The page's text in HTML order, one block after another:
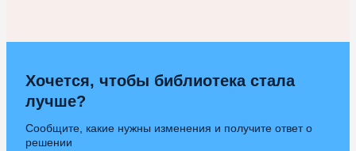
Хочется, чтобы библиотека стала
лучше?
Сообщите, какие нужны изменения и получите ответ о
решении